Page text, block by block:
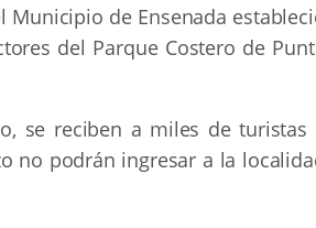
Municipio de Ensenada
del Parque Costero de
se reciben a miles de turistas
no podrán ingresar a la